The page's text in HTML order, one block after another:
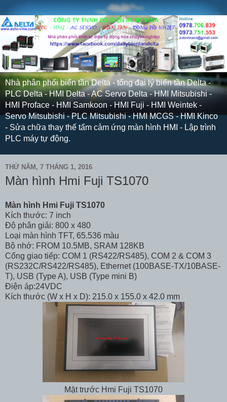
Nhà phân phối biến tần Delta - tổng đại lý biến tần Delta -
PLC Delta - HMI Delta - AC Servo Delta - HMI Mitsubishi -
HMI Proface - HMI Samkoon - HMI Fuji - HMI Weintek -
Servo Mitsubishi - PLC Mitsubishi - HMI MCGS - HMI Kinco
- Sửa chữa thay thế tấm cảm ứng màn hình HMI - Lập trình
PLC máy tự động.
THỨ NĂM, 7 THÁNG 1, 2016
Màn hình Hmi Fuji TS1070
Màn hình Hmi Fuji TS1070
Kích thước: 7 inch
Độ phân giải: 800 x 480
Loại màn hình TFT, 65.536 màu
Bộ nhớ: FROM 10.5MB, SRAM 128KB
Cổng giao tiếp: COM 1 (RS422/RS485), COM 2 & COM 3
(RS232C/RS422/RS485), Ethernet (100BASE-TX/10BASE-
T), USB (Type A), USB (Type mini B)
Điện áp:24VDC
Kích thước (W x H x D): 215.0 x 155.0 x 42.0 mm
Mặt trước Hmi Fuji TS1070